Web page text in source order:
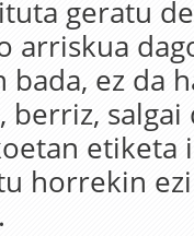
geratu
arriskua
bada, ez da
berriz, salgai
etiketa
horrekin